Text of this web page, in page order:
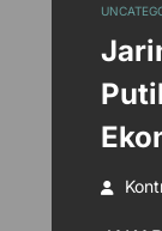
EBT